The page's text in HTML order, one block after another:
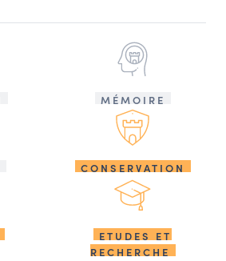
MÉMOIRE
CONSERVATION
ETUDES ET
RECHERCHE